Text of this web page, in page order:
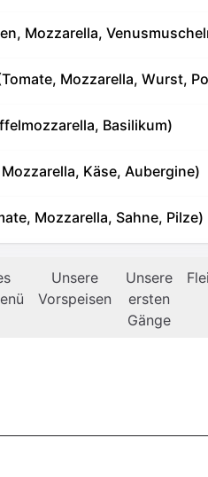
Mozzarella,
Mozzarella, Wurst,
Basilikum)
Käse, Aubergine)
Mozzarella, Sahne, Pilze)
Unsere
Vorspeisen
Unsere
ersten
Gänge